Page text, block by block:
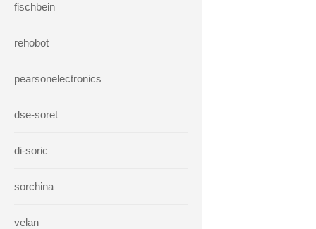
fischbein
rehobot
pearsonelectronics
dse-soret
di-soric
sorchina
velan